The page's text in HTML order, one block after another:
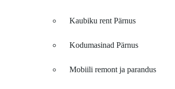
Kaubiku rent Pärnus
Kodumasinad Pärnus
Mobiili remont ja parandus